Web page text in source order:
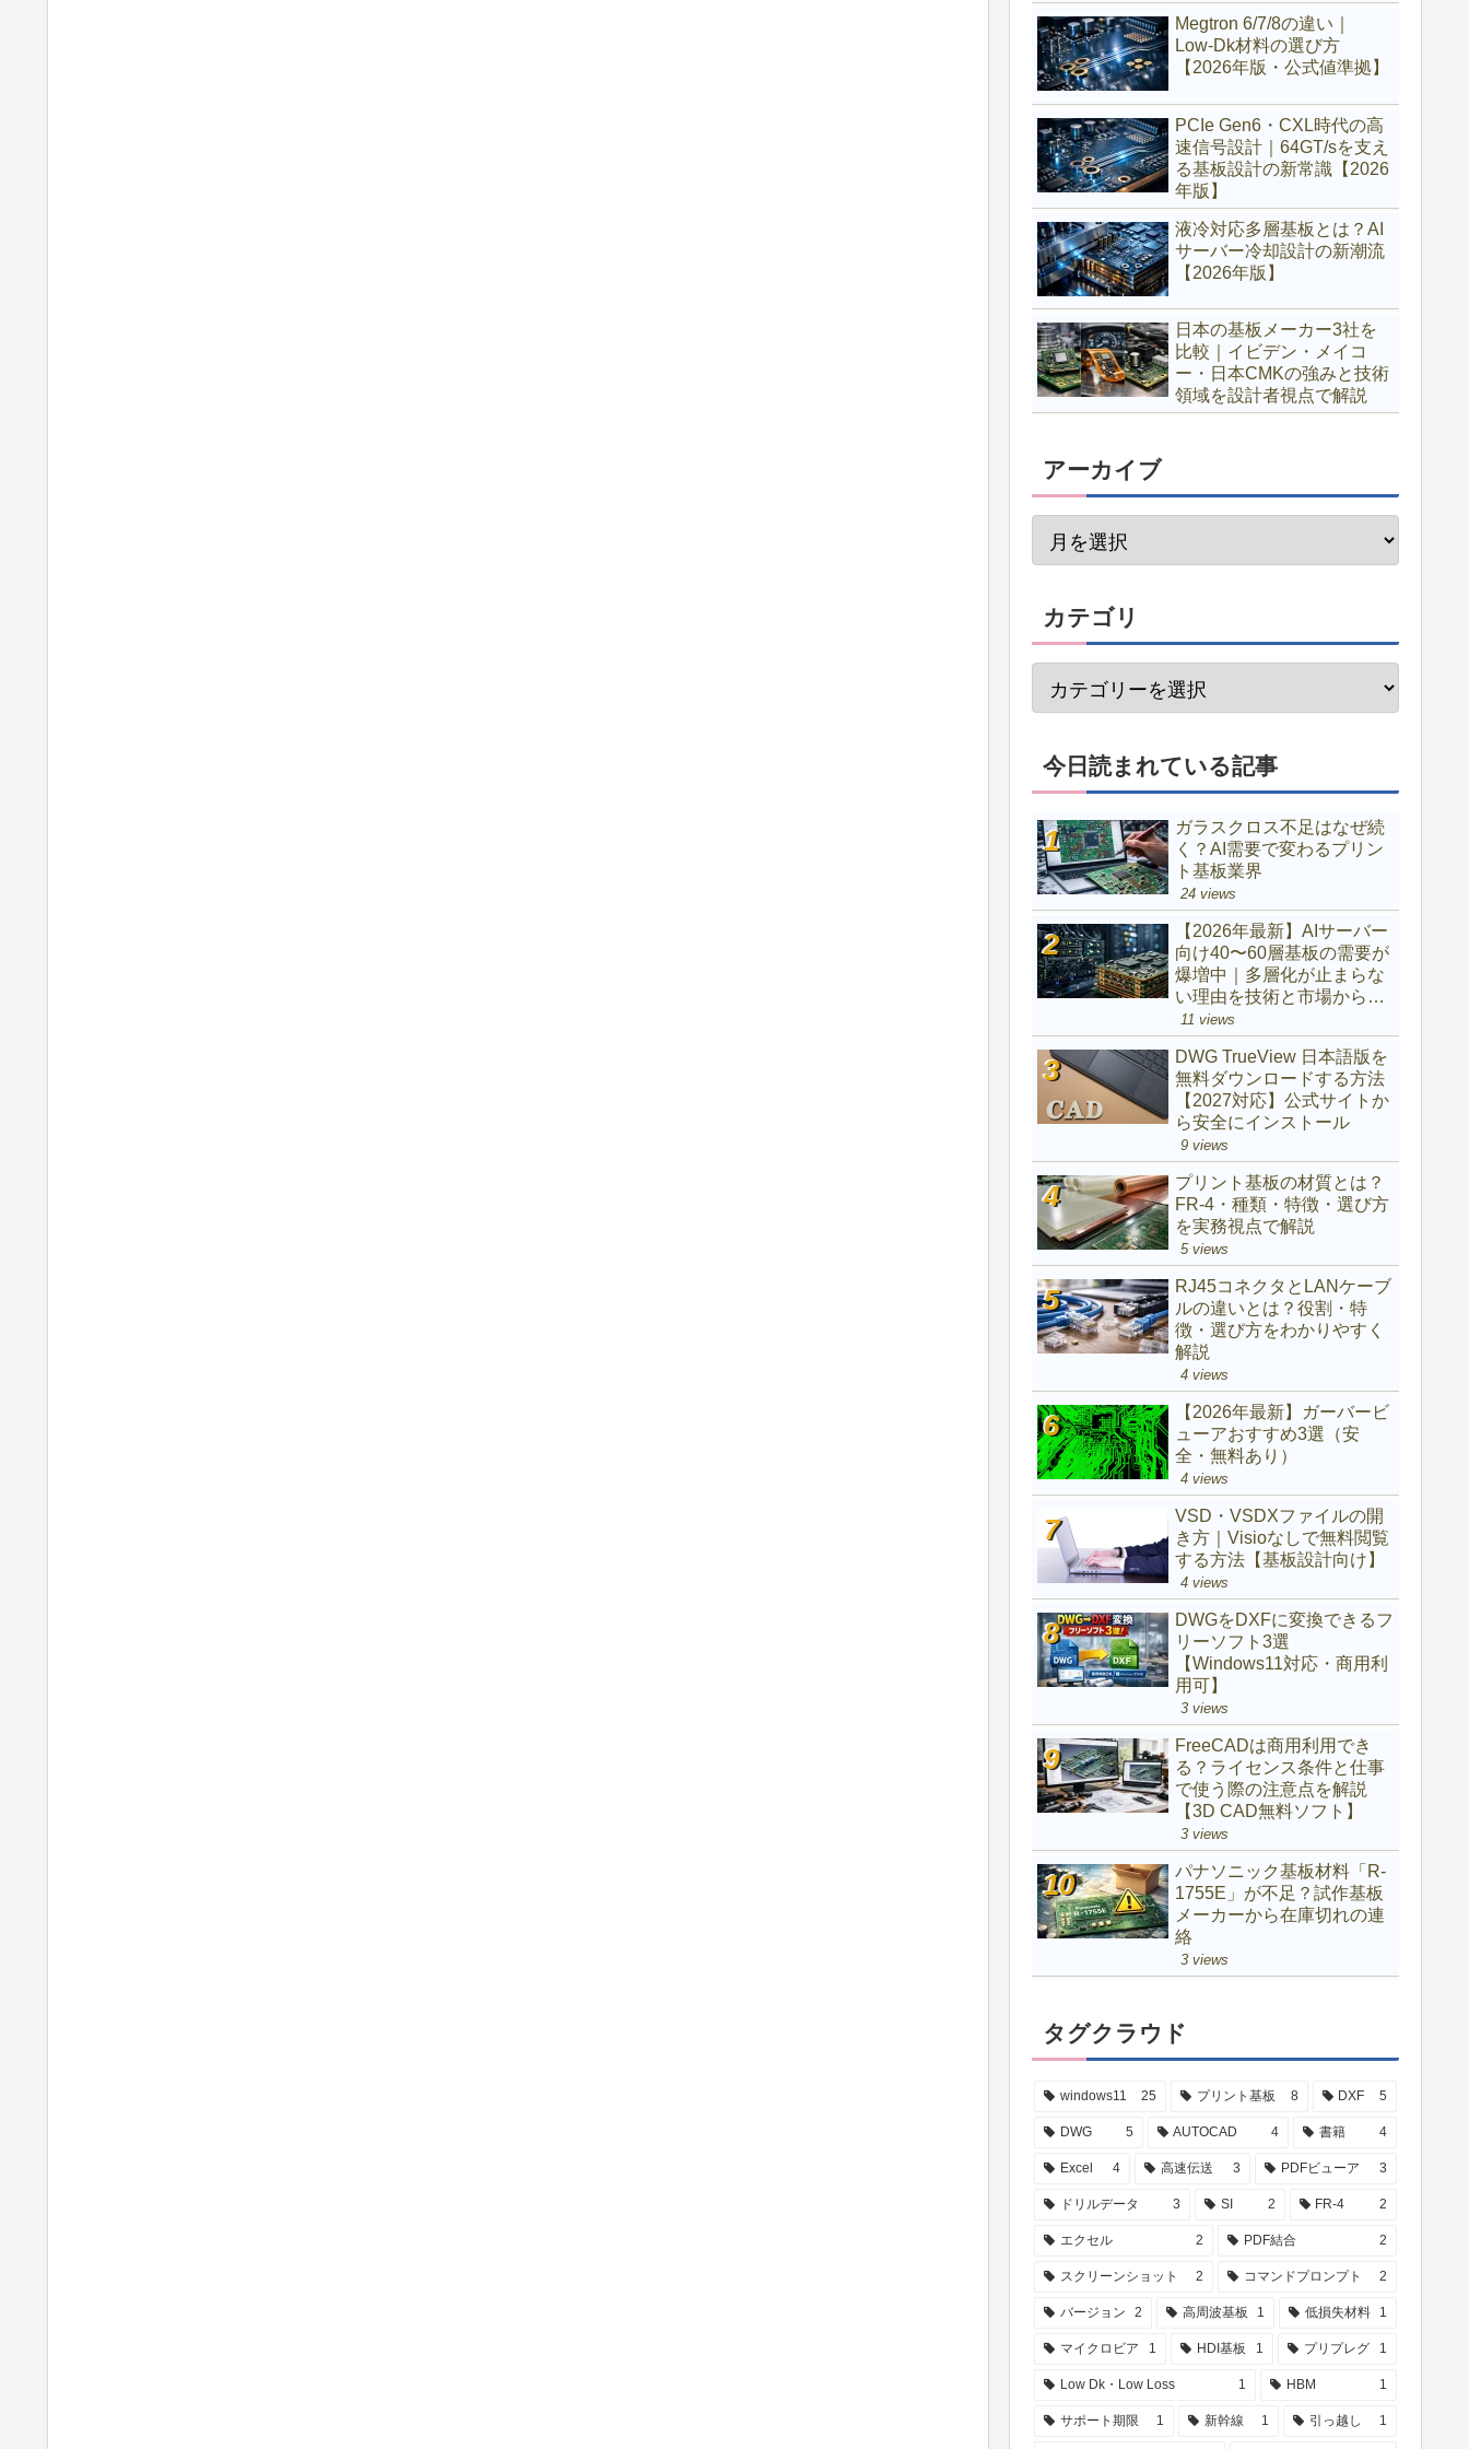
Megtron 6/7/8の違い｜
Low‑Dk材料の選び方
【2026年版・公式値準拠】
PCIe Gen6・CXL時代の高
速信号設計｜64GT/sを支え
る基板設計の新常識【2026
年版】
液冷対応多層基板とは？AI
サーバー冷却設計の新潮流
【2026年版】
日本の基板メーカー3社を
比較｜イビデン・メイコ
ー・日本CMKの強みと技術
領域を設計者視点で解説
アーカイブ
カテゴリ
今日読まれている記事
ガラスクロス不足はなぜ続
く？AI需要で変わるプリン
ト基板業界
24 views
【2026年最新】AIサーバー
向け40〜60層基板の需要が
爆増中｜多層化が止まらな
い理由を技術と市場から解
説
11 views
DWG TrueView 日本語版を
無料ダウンロードする方法
【2027対応】公式サイトか
ら安全にインストール
9 views
プリント基板の材質とは？
FR-4・種類・特徴・選び方
を実務視点で解説
5 views
RJ45コネクタとLANケーブ
ルの違いとは？役割・特
徴・選び方をわかりやすく
解説
4 views
【2026年最新】ガーバービ
ューアおすすめ3選（安
全・無料あり）
4 views
VSD・VSDXファイルの開
き方｜Visioなしで無料閲覧
する方法【基板設計向け】
4 views
DWGをDXFに変換できるフ
リーソフト3選
【Windows11対応・商用利
用可】
3 views
FreeCADは商用利用でき
る？ライセンス条件と仕事
で使う際の注意点を解説
【3D CAD無料ソフト】
3 views
パナソニック基板材料「R-
1755E」が不足？試作基板
メーカーから在庫切れの連
絡
3 views
タグクラウド
windows11 25 プリント基板 8 DXF 5
DWG 5 AUTOCAD 4 書籍 4
Excel 4 高速伝送 3 PDFビューア 3
ドリルデータ 3 SI 2 FR-4 2
エクセル 2 PDF結合 2
スクリーンショット 2 コマンドプロンプト 2
バージョン 2 高周波基板 1 低損失材料 1
マイクロビア 1 HDI基板 1 プリプレグ 1
Low Dk・Low Loss 1 HBM 1
サポート期限 1 新幹線 1 引っ越し 1